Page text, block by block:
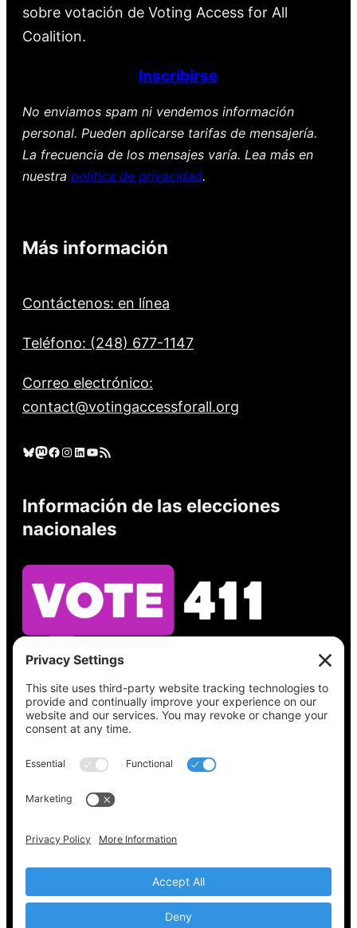
sobre votación de Voting Access for All
Coalition.
Inscribirse
No enviamos spam ni vendemos información
personal. Pueden aplicarse tarifas de mensajería.
La frecuencia de los mensajes varía. Lea más en
nuestra política de privacidad.
Más información
Contáctenos: en línea
Teléfono: (248) 677-1147
Correo electrónico:
contact@votingaccessforall.org
Cielo azul Mastodonte Facebook Instagram LinkedIn YouTube Feed RSS
Información de las elecciones
nacionales
Vea lo que hay en su boleta, encuentre su
lugar de votación, verifique el estado de su
registro y obtenga toda la información
electoral que necesita enVote411.org.
Por favor no utilice:
Derechos de autor © 2022-2024 Coalición de
acceso al voto para todos